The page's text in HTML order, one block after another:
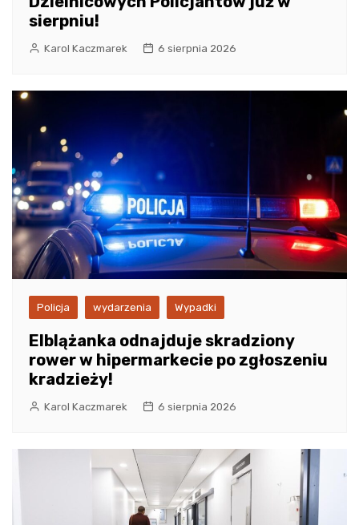
sierpniu!
Karol Kaczmarek 6 sierpnia 2026
Policja wydarzenia Wypadki
Elblążanka odnajduje skradziony
rower w hipermarkecie po zgłoszeniu
kradzieży!
Karol Kaczmarek 6 sierpnia 2026